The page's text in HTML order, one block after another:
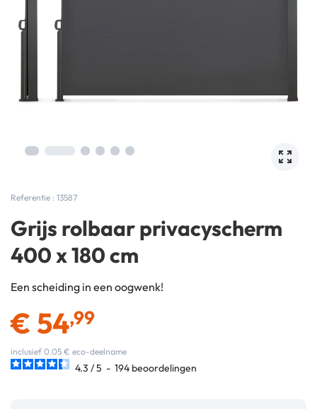
Referentie : 13587
Grijs rolbaar privacyscherm
400 x 180 cm
Een scheiding in een oogwenk!
€ 54,99
inclusief 0.05 € eco-deelname
4.3 /5 - 194 beoordelingen